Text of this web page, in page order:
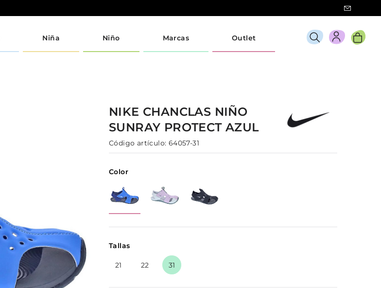
Niña Niño Marcas Outlet
NIKE CHANCLAS NIÑO
SUNRAY PROTECT AZUL
Código artículo: 64057-31
Color
Tallas
21 22 31